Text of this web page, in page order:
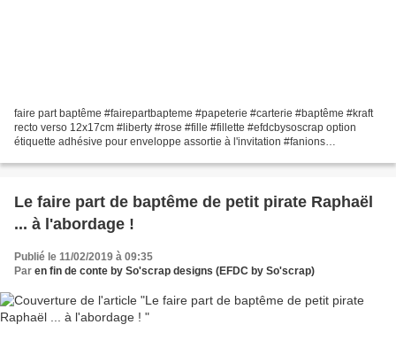
faire part baptême #fairepartbapteme #papeterie #carterie #baptême #kraft
recto verso 12x17cm #liberty #rose #fille #fillette #efdcbysoscrap option
étiquette adhésive pour enveloppe assortie à l'invitation #fanions
Le faire part de baptême de petit pirate Raphaël
... à l'abordage !
Publié le 11/02/2019 à 09:35
Par en fin de conte by So'scrap designs (EFDC by So'scrap)